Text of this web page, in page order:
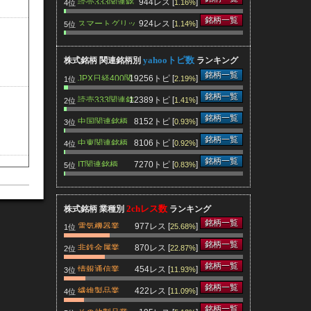
4位
柄
1.16%
5位 スマートグリッ
ド関連銘柄
924レス [1.14%] 銘柄一覧
株式銘柄 関連銘柄別 yahooトピ数 ランキング
1位 JPX日経400関
連銘柄
19256トピ [2.19%] 銘柄一覧
2位 読売333関連銘
柄
12389トピ [1.41%] 銘柄一覧
3位 中国関連銘柄 8152トピ [0.93%] 銘柄一覧
4位 中東関連銘柄 8106トピ [0.92%] 銘柄一覧
5位 IT関連銘柄 7270トピ [0.83%] 銘柄一覧
株式銘柄 業種別 2chレス数 ランキング
1位 電気機器業 977レス [25.68%] 銘柄一覧
2位 非鉄金属業 870レス [22.87%] 銘柄一覧
3位 情報通信業 454レス [11.93%] 銘柄一覧
4位 繊維製品業 422レス [11.09%] 銘柄一覧